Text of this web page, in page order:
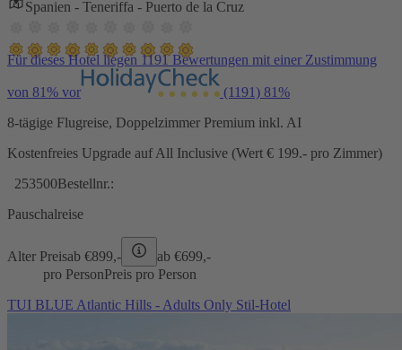
Spanien - Teneriffa - Puerto de la Cruz
Für dieses Hotel liegen 1191 Bewertungen mit einer Zustimmung
von 81% vor (1191) 81%
8-tägige Flugreise, Doppelzimmer Premium inkl. AI
Kostenfreies Upgrade auf All Inclusive (Wert € 199.- pro Zimmer)
253500Bestellnr.:
Pauschalreise
Alter Preisab €899,- ab €699,-
pro PersonPreis pro Person
TUI BLUE Atlantic Hills - Adults Only Stil-Hotel